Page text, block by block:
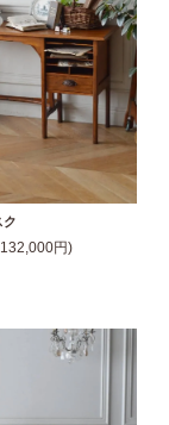
ク
円)